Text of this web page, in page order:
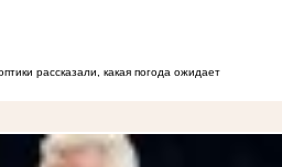
рассказали, какая погода ожидает